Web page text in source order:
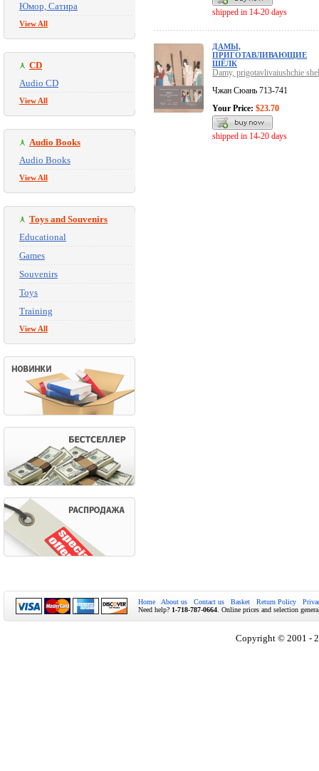
Юмор, Сатира
View All
CD
Audio CD
View All
Audio Books
Audio Books
View All
Toys and Souvenirs
Educational
Games
Souvenirs
Toys
Training
View All
shipped in 14-20 days
ДАМЫ,
ПРИГОТАВЛИВАЮЩИЕ
ШЁЛК
Damy, prigotavlivaiushchie
Чжан Сюань 713-741
Your Price: $23.70
shipped in 14-20 days
Home About us Contact us Basket Return Policy
Need help? 1-718-787-0664 . Online prices and selection
Copyright © 2001 -